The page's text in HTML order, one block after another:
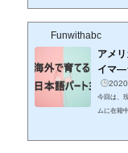
ド」「筆
ト式のカ
Funwithabc
アメ
イマ―
今回は、
ムに在籍